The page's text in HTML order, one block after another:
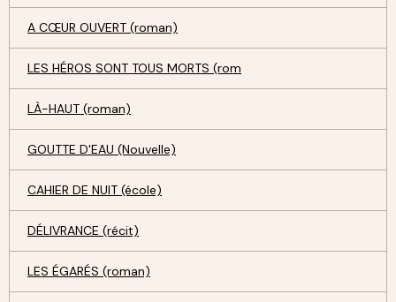
A CŒUR OUVERT (roman)
LES HÉROS SONT TOUS MORTS (rom
LÀ-HAUT (roman)
GOUTTE D'EAU (Nouvelle)
CAHIER DE NUIT (école)
DÉLIVRANCE (récit)
LES ÉGARÉS (roman)